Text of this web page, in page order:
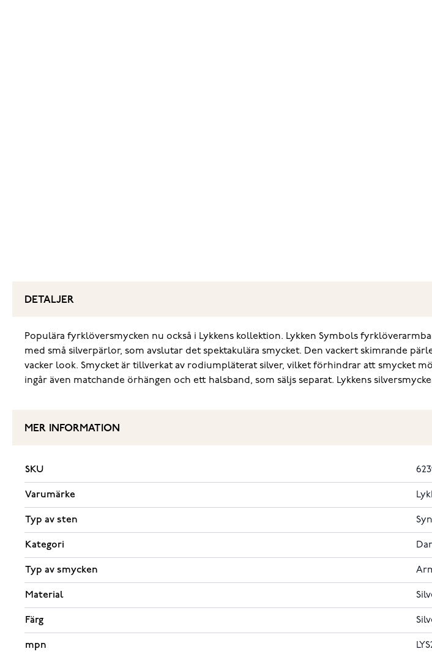
DETALJER
Populära fyrklöversmycken nu också i Lykkens kollektion. Lykken Symbols
med små silverpärlor, som avslutar det spektakulära smycket. Den vackert skimrande
vacker look. Smycket är tillverkat av rodiumpläterat silver, vilket förhindrar att smycket
ingår även matchande örhängen och ett halsband, som säljs separat. Lykkens
MER INFORMATION
SKU
Varumärke
Typ av sten
Kategori
Typ av smycken
Material
Färg
mpn